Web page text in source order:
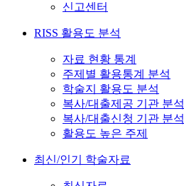
신고센터
RISS 활용도 분석
자료 현황 통계
주제별 활용통계 분석
학술지 활용도 분석
복사/대출제공 기관 분석
복사/대출신청 기관 분석
활용도 높은 주제
최신/인기 학술자료